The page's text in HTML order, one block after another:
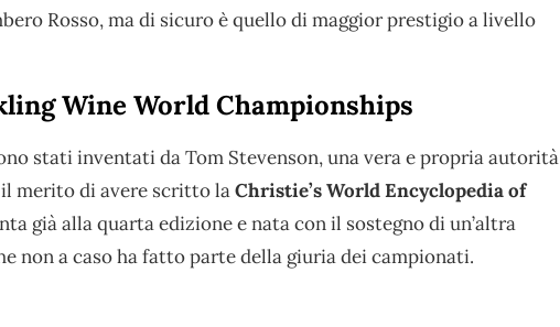
Rosso, ma di sicuro è quello di maggior prestigio a livello
Wine World Championships
stati inventati da Tom Stevenson, una vera e propria autorità
merito di avere scritto laChristie’s World Encyclopedia of
già alla quarta edizione e nata con il sostegno di un’altra
non a caso ha fatto parte della giuria dei campionati.